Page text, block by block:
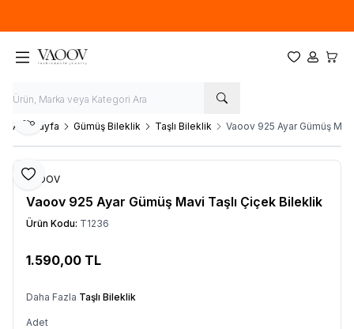
Favorilerim
Hesabım
Ana Sayfa Gümüş Bileklik Taşlı Bileklik Vaoov 925 Ayar Gümüş
Favoriye Ekle
Paylaş
VAOOV
Vaoov 925 Ayar Gümüş Mavi Taşlı Çiçek Bileklik
Ürün Kodu: T1236
1.590,00 TL
Daha Fazla Taşlı Bileklik
Adet